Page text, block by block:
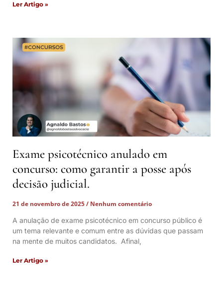
Ler Artigo »
Exame psicotécnico anulado em
concurso: como garantir a posse após
decisão judicial.
21 de novembro de 2025
Nenhum comentário
A anulação de exame psicotécnico em concurso público é
um tema relevante e comum entre as dúvidas que passam
na mente de muitos candidatos. Afinal,
Ler Artigo »